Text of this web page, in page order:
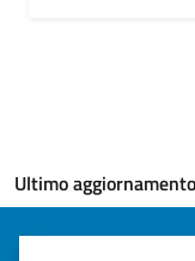
Ultimo